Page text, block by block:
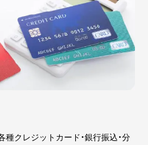
種クレジットカード・銀行振込・分